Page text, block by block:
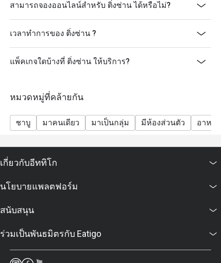
สามารถจองออนไลน์สำหรับ ติ่งซ่าน ได้หรือไม่?
เวลาทำการของ ติ่งซ่าน ?
แพ็คเกจใดบ้างที่ ติ่งซ่าน ให้บริการ?
หมวดหมู่ที่คล้ายกัน
ชาบู มาคนเดียว มาเป็นกลุ่ม มีห้องส่วนตัว อาหา
เกี่ยวกับอีททิโก
นโยบายแพลตฟอร์ม
สนับสนุน
ร่วมเป็นพันธมิตรกับ Eatigo